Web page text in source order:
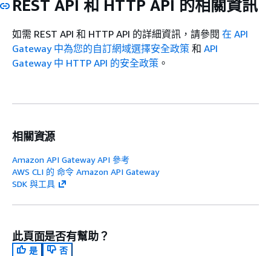
REST API 和 HTTP API 的相關資訊
如需 REST API 和 HTTP API 的詳細資訊，請參閱 在 API
Gateway 中為您的自訂網域選擇安全政策 和 API
Gateway 中 HTTP API 的安全政策 。
相關資源
Amazon API Gateway API 參考
AWS CLI 的 命令 Amazon API Gateway
SDK 與工具
此頁面是否有幫助？
是
否